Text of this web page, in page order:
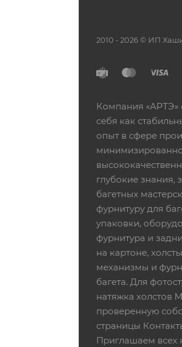
2010 - 2026 © ИП
Компания «АРТЭ»
себя как
опыт в сфере
глубокие
багетных
фурнитуру для
упаковки,
фурнитура и
на картоне,
механизмы и
багета. Для
натяжка холстов
проверенную
страницы
Приглашаем всех